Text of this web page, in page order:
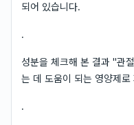
되어 있습니다.
.
성분을 체크해 본 결과 "관
는 데 도움이 되는 영양제로
.